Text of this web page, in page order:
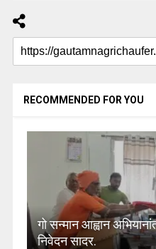
RECOMMENDED FOR YOU
गो सन्मान आह्वान
निवेदन सादर.